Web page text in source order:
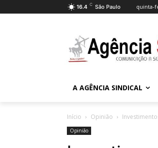
16.4 C São Paulo quinta-
A AGÊNCIA SINDICAL
Início Opinião
Opinião